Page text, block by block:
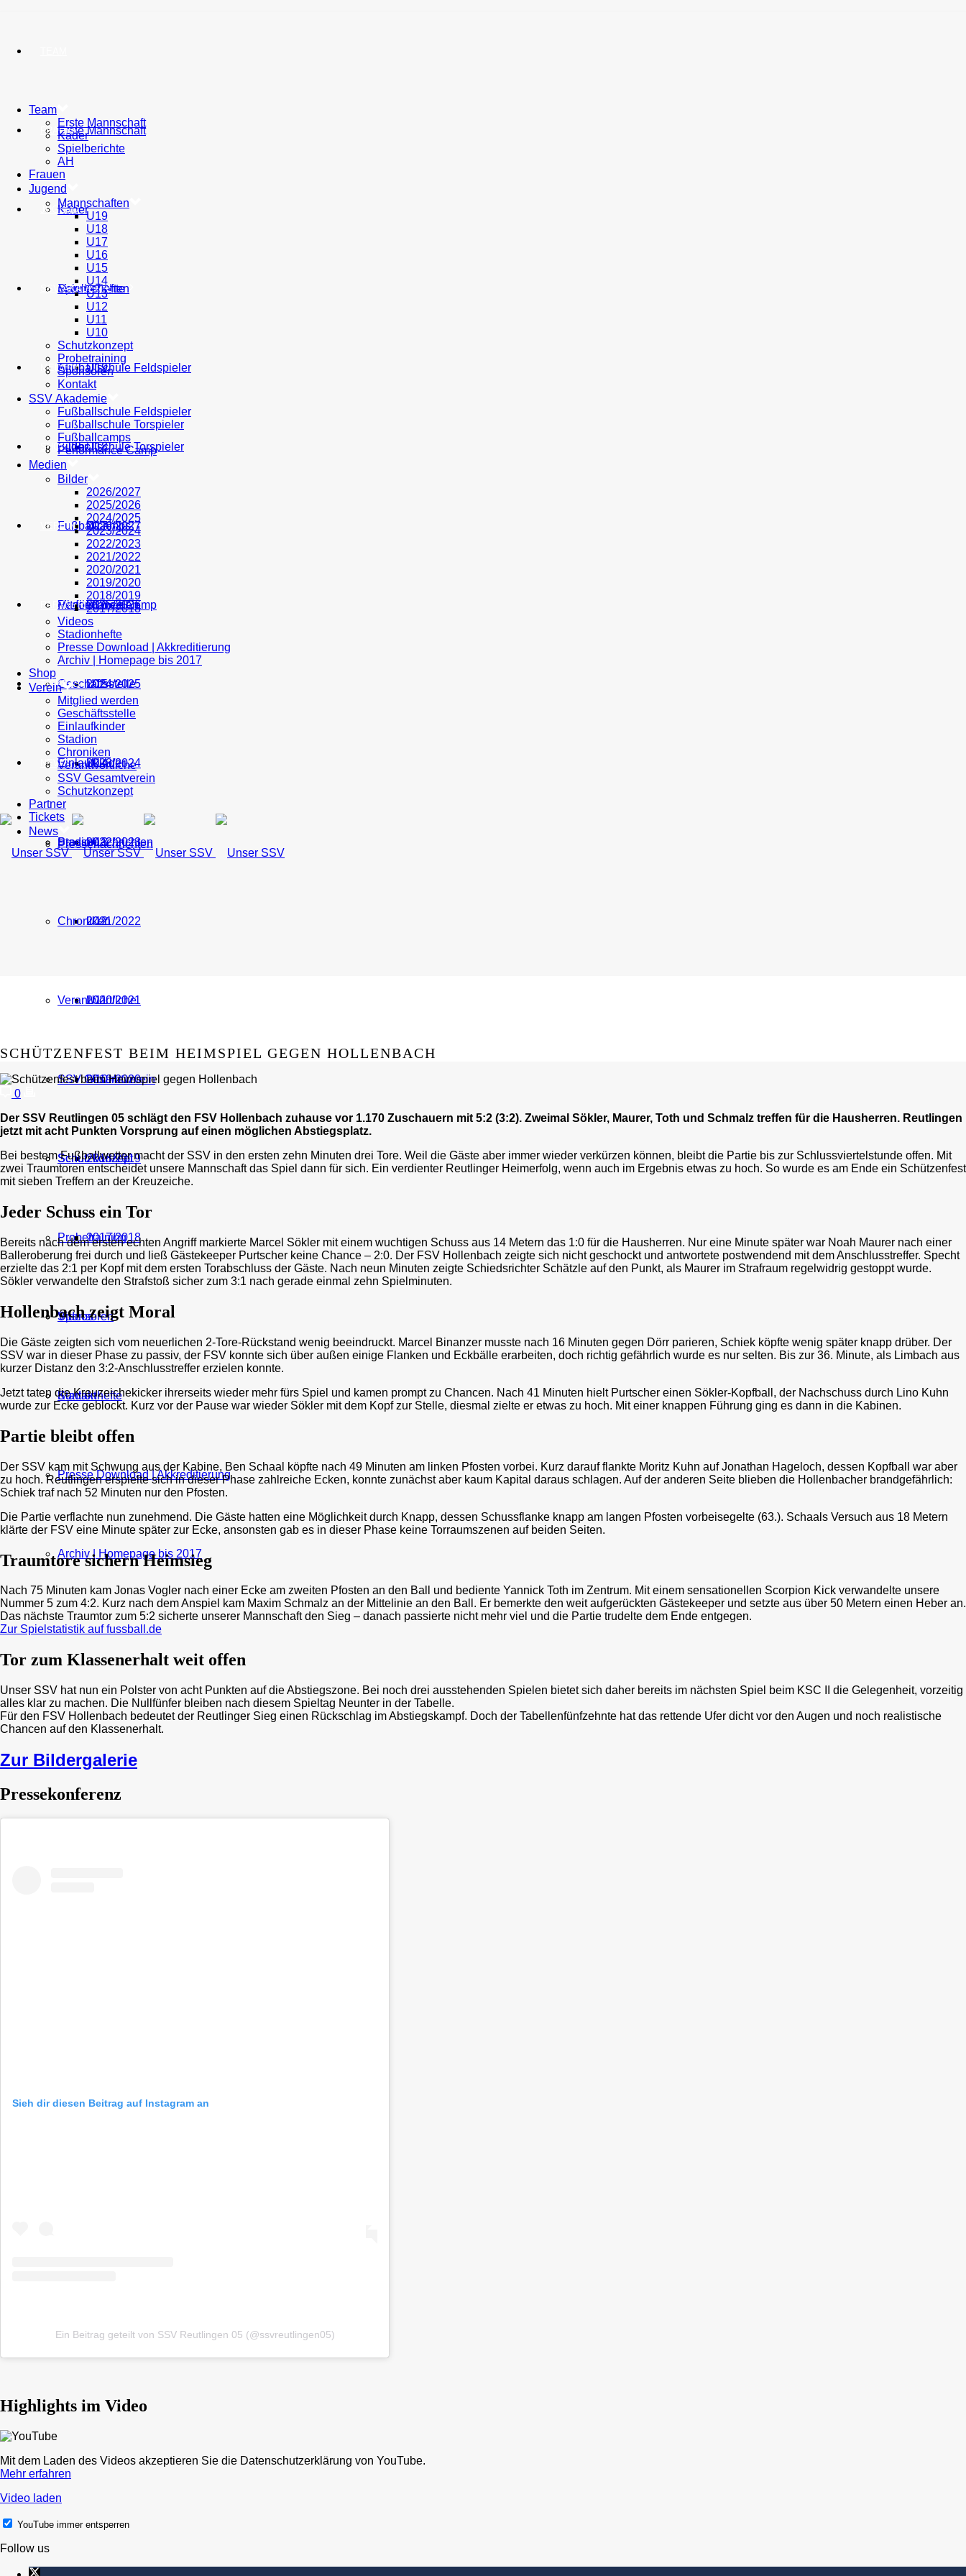
Erste Mannschaft
Kader
Spielberichte
AH
FRAUEN
JUGEND
Mannschaften
U19
U18
U17
U16
U15
U14
U13
U12
U11
U10
Schutzkonzept
Probetraining
Sponsoren
Kontakt
SSV AKADEMIE
Fußballschule Feldspieler
Fußballschule Torspieler
Fußballcamps
Performance Camp
MEDIEN
Bilder
2026/2027
2025/2026
2024/2025
2023/2024
2022/2023
2021/2022
2020/2021
2019/2020
2018/2019
2017/2018
Videos
Stadionhefte
Presse Download | Akkreditierung
Archiv | Homepage bis 2017
SHOP
VEREIN
Mitglied werden
Geschäftsstelle
Einlaufkinder
Stadion
Chroniken
Verantwortliche
SSV Gesamtverein
Schutzkonzept
PARTNER
TICKETS
NEWS
Pressenachrichten
Team
Erste Mannschaft
Kader
Spielberichte
AH
Frauen
Jugend
Mannschaften
U19
U18
U17
U16
U15
U14
U13
U12
U11
U10
Schutzkonzept
Probetraining
Sponsoren
Kontakt
SSV Akademie
Fußballschule Feldspieler
Fußballschule Torspieler
Fußballcamps
Performance Camp
Medien
Bilder
2026/2027
2025/2026
2024/2025
2023/2024
2022/2023
2021/2022
2020/2021
2019/2020
2018/2019
2017/2018
Videos
Stadionhefte
Presse Download | Akkreditierung
Archiv | Homepage bis 2017
Shop
Verein
Mitglied werden
Geschäftsstelle
Einlaufkinder
Stadion
Chroniken
Verantwortliche
SSV Gesamtverein
Schutzkonzept
Partner
Tickets
News
Pressenachrichten
SCHÜTZENFEST BEIM HEIMSPIEL GEGEN HOLLENBACH
0
Der SSV Reutlingen 05 schlägt den FSV Hollenbach zuhause vor 1.170 Zuschauern mit 5:2 (3:2). Zweimal Sökler, Maurer, Toth und Schmalz treffen für die Hausherren. Reutlingen
jetzt mit acht Punkten Vorsprung auf einen möglichen Abstiegsplatz.
Bei bestem Fußballwetter macht der SSV in den ersten zehn Minuten drei Tore. Weil die Gäste aber immer wieder verkürzen können, bleibt die Partie bis zur Schlussviertelstunde offen. Mit
zwei Traumtoren entscheidet unsere Mannschaft das Spiel dann für sich. Ein verdienter Reutlinger Heimerfolg, wenn auch im Ergebnis etwas zu hoch. So wurde es am Ende ein Schützenfest
mit sieben Treffern an der Kreuzeiche.
Jeder Schuss ein Tor
Bereits nach dem ersten echten Angriff markierte Marcel Sökler mit einem wuchtigen Schuss aus 14 Metern das 1:0 für die Hausherren. Nur eine Minute später war Noah Maurer nach einer
Balleroberung frei durch und ließ Gästekeeper Purtscher keine Chance – 2:0. Der FSV Hollenbach zeigte sich nicht geschockt und antwortete postwendend mit dem Anschlusstreffer. Specht
erzielte das 2:1 per Kopf mit dem ersten Torabschluss der Gäste. Nach neun Minuten zeigte Schiedsrichter Schätzle auf den Punkt, als Maurer im Strafraum regelwidrig gestoppt wurde.
Sökler verwandelte den Strafstoß sicher zum 3:1 nach gerade einmal zehn Spielminuten.
Hollenbach zeigt Moral
Die Gäste zeigten sich vom neuerlichen 2-Tore-Rückstand wenig beeindruckt. Marcel Binanzer musste nach 16 Minuten gegen Dörr parieren, Schiek köpfte wenig später knapp drüber. Der
SSV war in dieser Phase zu passiv, der FSV konnte sich über außen einige Flanken und Eckbälle erarbeiten, doch richtig gefährlich wurde es nur selten. Bis zur 36. Minute, als Limbach aus
kurzer Distanz den 3:2-Anschlusstreffer erzielen konnte.
Jetzt taten die Kreuzeichekicker ihrerseits wieder mehr fürs Spiel und kamen prompt zu Chancen. Nach 41 Minuten hielt Purtscher einen Sökler-Kopfball, der Nachschuss durch Lino Kuhn
wurde zur Ecke geblockt. Kurz vor der Pause war wieder Sökler mit dem Kopf zur Stelle, diesmal zielte er etwas zu hoch. Mit einer knappen Führung ging es dann in die Kabinen.
Partie bleibt offen
Der SSV kam mit Schwung aus der Kabine, Ben Schaal köpfte nach 49 Minuten am linken Pfosten vorbei. Kurz darauf flankte Moritz Kuhn auf Jonathan Hageloch, dessen Kopfball war aber
zu hoch. Reutlingen erspielte sich in dieser Phase zahlreiche Ecken, konnte zunächst aber kaum Kapital daraus schlagen. Auf der anderen Seite blieben die Hollenbacher brandgefährlich:
Schiek traf nach 52 Minuten nur den Pfosten.
Die Partie verflachte nun zunehmend. Die Gäste hatten eine Möglichkeit durch Knapp, dessen Schussflanke knapp am langen Pfosten vorbeisegelte (63.). Schaals Versuch aus 18 Metern
klärte der FSV eine Minute später zur Ecke, ansonsten gab es in dieser Phase keine Torraumszenen auf beiden Seiten.
Traumtore sichern Heimsieg
Nach 75 Minuten kam Jonas Vogler nach einer Ecke am zweiten Pfosten an den Ball und bediente Yannick Toth im Zentrum. Mit einem sensationellen Scorpion Kick verwandelte unsere
Nummer 5 zum 4:2. Kurz nach dem Anspiel kam Maxim Schmalz an der Mittelinie an den Ball. Er bemerkte den weit aufgerückten Gästekeeper und setzte aus über 50 Metern einen Heber an.
Das nächste Traumtor zum 5:2 sicherte unserer Mannschaft den Sieg – danach passierte nicht mehr viel und die Partie trudelte dem Ende entgegen.
Zur Spielstatistik auf fussball.de
Tor zum Klassenerhalt weit offen
Unser SSV hat nun ein Polster von acht Punkten auf die Abstiegszone. Bei noch drei ausstehenden Spielen bietet sich daher bereits im nächsten Spiel beim KSC II die Gelegenheit, vorzeitig
alles klar zu machen. Die Nullfünfer bleiben nach diesem Spieltag Neunter in der Tabelle.
Für den FSV Hollenbach bedeutet der Reutlinger Sieg einen Rückschlag im Abstiegskampf. Doch der Tabellenfünfzehnte hat das rettende Ufer dicht vor den Augen und noch realistische
Chancen auf den Klassenerhalt.
Zur Bildergalerie
Pressekonferenz
Sieh dir diesen Beitrag auf Instagram an
Ein Beitrag geteilt von SSV Reutlingen 05 (@ssvreutlingen05)
Highlights im Video
Mit dem Laden des Videos akzeptieren Sie die Datenschutzerklärung von YouTube.
Mehr erfahren
Video laden
YouTube immer entsperren
Follow us